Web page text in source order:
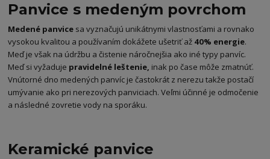
Panvice s medeným povrchom
Medené panvice sa vyznačujú unikátnymi vlastnosťami a rovnako
vysokou kvalitou a používaním dokážete ušetriť až 40% energie.
Meď je však na údržbu a čistenie náročnejšia ako iné typy panvíc.
Meď si vyžaduje pravidelné leštenie, inak po čase môže zmatnúť.
Vnútorné dno medených panvíc je častokrát z nerezu takže postačí
umývanie ako pri nerezových panviciach. Veľmi účinné je odmočenie
a následné zovretie vody na sporáku.
Keramické panvice